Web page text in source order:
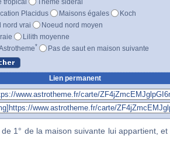
Placidus
Maisons égales
Koch
nord vrai
Noeud nord moyen
Lilith moyenne
* Pas de saut en maison suivante
Lien permanent
1° de la maison suivante lui appartient, et